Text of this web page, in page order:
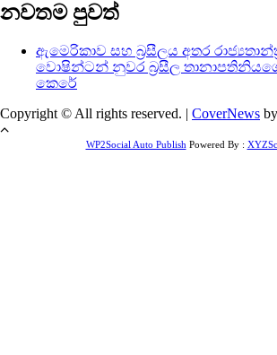
නවතම පුවත්
ඇමෙරිකාව සහ බ්‍රසීලය අතර
වොෂින්ටන් නුවර බ්‍රසීල
කෙරේ
Copyright © All rights reserved. | CoverNews
WP2Social Auto Publish Powered By :